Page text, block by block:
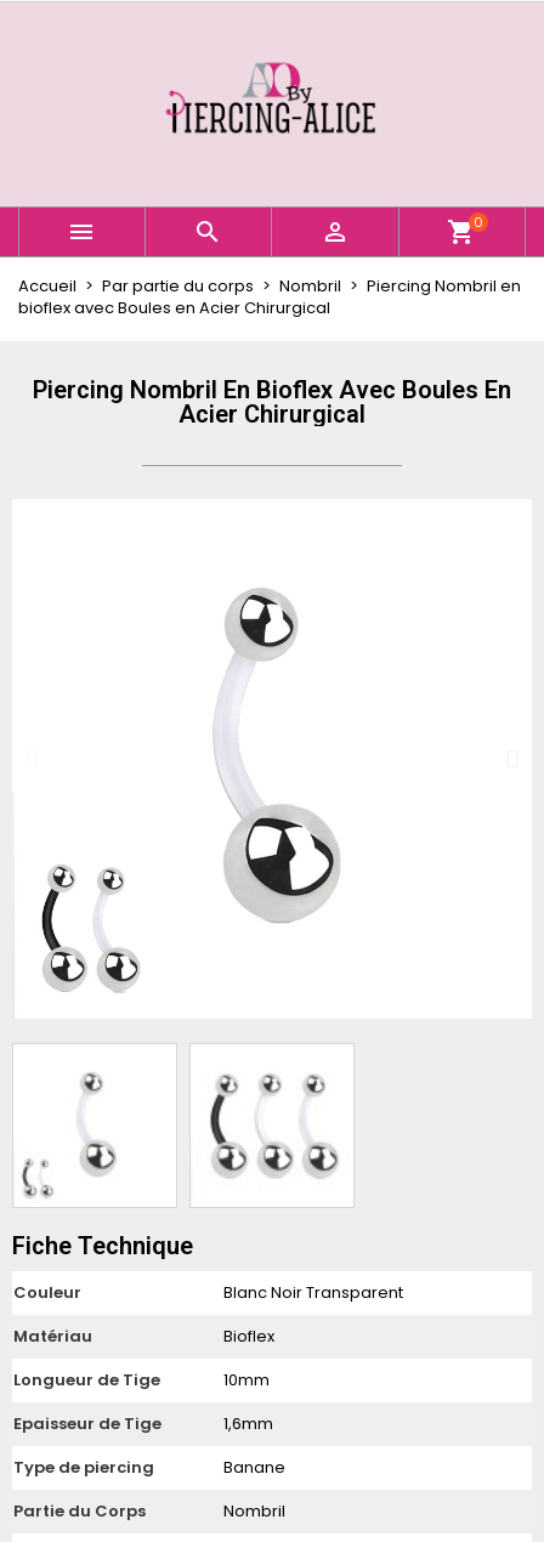
   shopping_cart0
Accueil Par partie du corps Nombril
Piercing Nombril en
bioflex avec Boules en Acier Chirurgical
Piercing Nombril En Bioflex Avec Boules En
Acier Chirurgical
Fiche Technique
Couleur
Blanc Noir Transparent
Matériau
Bioflex
Longueur de Tige
10mm
Epaisseur de Tige
1,6mm
Type de piercing
Banane
Partie du Corps
Nombril
Créer une nouvelle liste
Nom de la liste d'envies
Annuler Créer une liste d'envies
Vous devez être connecté pour ajouter des produits
à votre liste d'envies.
Annuler Connexion